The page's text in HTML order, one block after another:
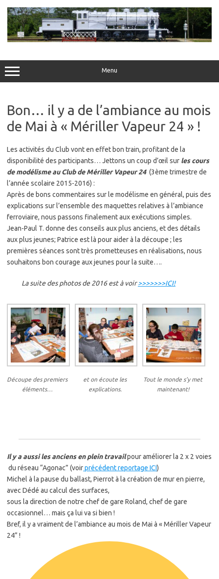
content
Menu
Bon… il y a de l’ambiance au mois
de Mai à « Mériller Vapeur 24 » !
Les activités du Club vont en effet bon train, profitant de la
disponibilité des participants… Jettons un coup d’œil sur les cours
de modélisme au Club de Mériller Vapeur 24 (3ème trimestre de
l’année scolaire 2015-2016) :
Après de bons commentaires sur le modélisme en général, puis des
explications sur l’ensemble des maquettes relatives à l’ambiance
ferroviaire, nous passons finalement aux exécutions simples.
Jean-Paul T. donne des conseils aux plus anciens, et des détails
aux plus jeunes; Patrice est là pour aider à la découpe ; les
premières séances sont très prometteuses en réalisations, nous
souhaitons bon courage aux jeunes pour la suite….
La suite des photos de 2016 est à voir>>>>>>>ICI!
Découpe des premiers
éléments…
et on écoute les
explications.
Tout le monde s’y met
maintenant!
Il y a aussi les anciens en plein travailpour améliorer la 2 x 2 voies
du réseau “Agonac” (voirprécédent reportage ICI)
Michel à la pause du ballast, Pierrot à la création de mur en pierre,
avec Dédé au calcul des surfaces,
sous la direction de notre chef de gare Roland, chef de gare
occasionnel… mais ça lui va si bien !
Bref, il y a vraiment de l’ambiance au mois de Mai à « Mériller Vapeur
24” !